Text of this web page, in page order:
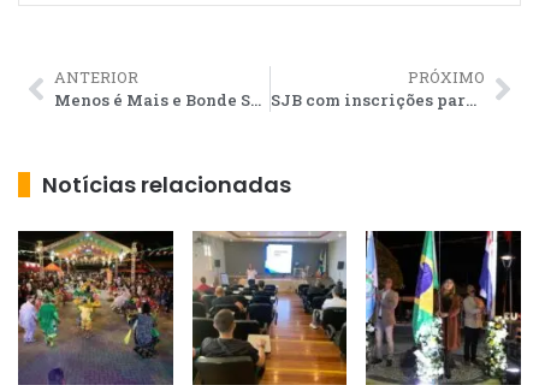
ANTERIOR
Menos é Mais e Bonde Sertanejo são as principais atrações deste fim de semana
PRÓXIMO
SJB com inscrições para curso de Libras
Notícias relacionadas